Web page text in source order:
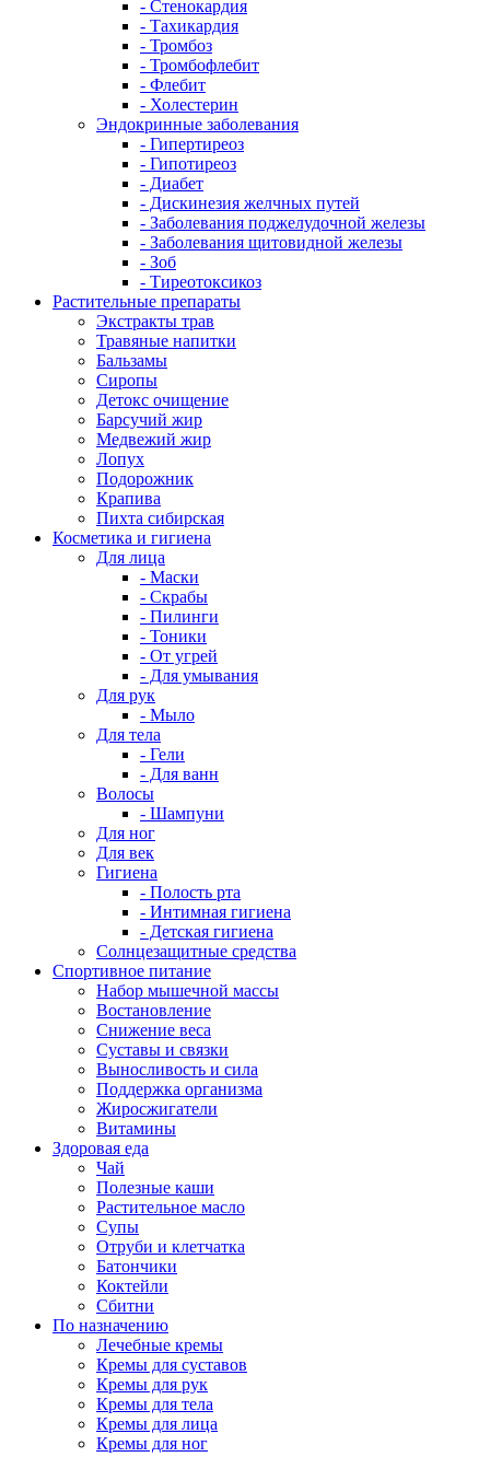
- Стенокардия
- Тахикардия
- Тромбоз
- Тромбофлебит
- Флебит
- Холестерин
Эндокринные заболевания
- Гипертиреоз
- Гипотиреоз
- Диабет
- Дискинезия желчных путей
- Заболевания поджелудочной железы
- Заболевания щитовидной железы
- Зоб
- Тиреотоксикоз
Растительные препараты
Экстракты трав
Травяные напитки
Бальзамы
Сиропы
Детокс очищение
Барсучий жир
Медвежий жир
Лопух
Подорожник
Крапива
Пихта сибирская
Косметика и гигиена
Для лица
- Маски
- Скрабы
- Пилинги
- Тоники
- От угрей
- Для умывания
Для рук
- Мыло
Для тела
- Гели
- Для ванн
Волосы
- Шампуни
Для ног
Для век
Гигиена
- Полость рта
- Интимная гигиена
- Детская гигиена
Солнцезащитные средства
Спортивное питание
Набор мышечной массы
Востановление
Снижение веса
Суставы и связки
Выносливость и сила
Поддержка организма
Жиросжигатели
Витамины
Здоровая еда
Чай
Полезные каши
Растительное масло
Супы
Отруби и клетчатка
Батончики
Коктейли
Сбитни
По назначению
Лечебные кремы
Кремы для суставов
Кремы для рук
Кремы для тела
Кремы для лица
Кремы для ног